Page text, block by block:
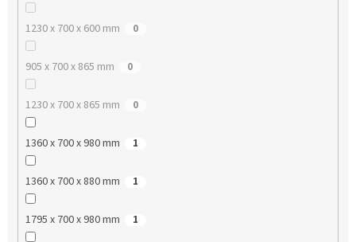
1230 x 700 x 600 mm 0
905 x 700 x 865 mm 0
1230 x 700 x 865 mm 0
1360 x 700 x 980 mm 1
1360 x 700 x 880 mm 1
1795 x 700 x 980 mm 1